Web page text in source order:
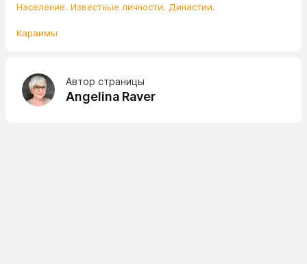
Население. Известные личности. Династии.
Караимы
Автор страницы
Angelina Raver